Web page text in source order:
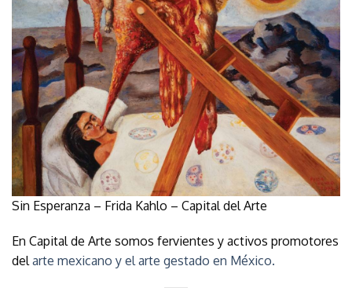
Sin Esperanza – Frida Kahlo – Capital del Arte
En Capital de Arte somos fervientes y activos promotores
delarte mexicano y el arte gestado en México.